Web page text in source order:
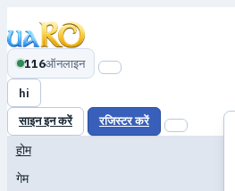
116ऑनलाइन
hi
साइन इन करें रजिस्टर करें
होम
गेम